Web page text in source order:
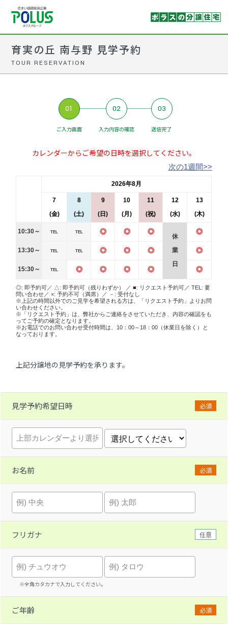
育実の丘 南与野 見学予約
TOUR RESERVATION
01
ご入力画面
02
入力内容の確認
03
送信完了
カレンダーからご希望の日時を選択してください。
次の1週間>>
2026年8月
7
(金)
8
(土)
9
(日)
10
(月)
11
(祝)
12
(水)
13
(木)
10:30～ TEL TEL ◎ ◎ ◎
休
業
日
◎
13:30～ TEL TEL ◎ ◎ ◎ ◎
15:30～ TEL ◎ ◎ ◎ ◎ ◎
◎: 即予約可／ △: 即予約可（残りわずか） ／ ■: リクエスト予約可／ TEL: 要
問い合わせ／ ×: 予約不可（満席）／ －: 受付なし
※上記の時間以外でのご見学を希望される方は、「リクエスト予約」よりお問
い合わせください。
※「リクエスト予約」は、弊社からご連絡をさせていただき、内容の確認をも
ってご予約の確定となります。
※お電話でのお問い合わせ受付時間は、10：00～18：00（休業日を除く）と
なっております。
上記分譲地の見学予約を承ります。
見学予約希望日時 必須
お名前 必須
フリガナ 任意
※全角カタカナで入力してください。
ご年齢 必須